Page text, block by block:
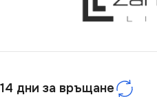
14 дни за връщане